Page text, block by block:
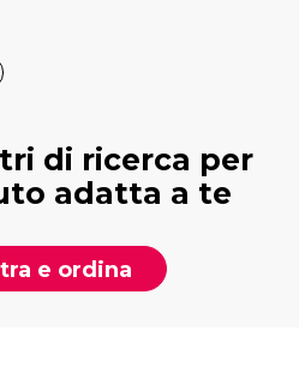
di ricerca per
adatta a te
e ordina